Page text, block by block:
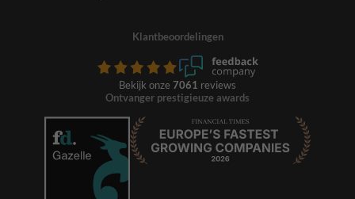
Klantbeoordelingen
Bekijk onze 7061 reviews
Ontvanger prestigieuze awards